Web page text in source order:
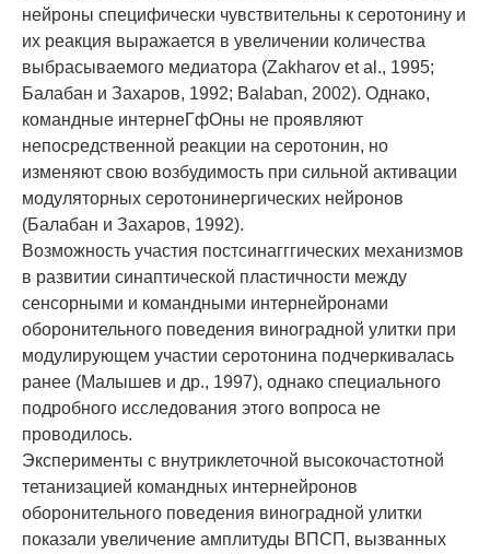
нейроны специфически чувствительны к серотонину и
их реакция выражается в увеличении количества
выбрасываемого медиатора (Zakharov et al., 1995;
Балабан и Захаров, 1992; Balaban, 2002). Однако,
командные интернеГфОны не проявляют
непосредственной реакции на серотонин, но
изменяют свою возбудимость при сильной активации
модуляторных серотонинергических нейронов
(Балабан и Захаров, 1992).
Возможность участия постсинагггических механизмов
в развитии синаптической пластичности между
сенсорными и командными интернейронами
оборонительного поведения виноградной улитки при
модулирующем участии серотонина подчеркивалась
ранее (Малышев и др., 1997), однако специального
подробного исследования этого вопроса не
проводилось.
Эксперименты с внутриклеточной высокочастотной
тетанизацией командных интернейронов
оборонительного поведения виноградной улитки
показали увеличение амплитуды ВПСП, вызванных